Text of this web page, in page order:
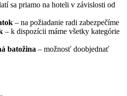
sa priamo na hoteli v závislosti od
– na požiadanie radi zabezpečíme
– k dispozícii máme všetky kategórie
batožina – možnosť doobjednať